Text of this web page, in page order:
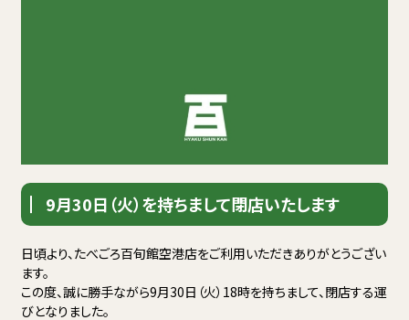
9月30日（火）を持ちまして閉店いたします
日頃より、たべごろ百旬館空港店をご利用いただきありがとうござい
ます。
この度、誠に勝手ながら9月30日（火）18時を持ちまして、閉店する運
びとなりました。